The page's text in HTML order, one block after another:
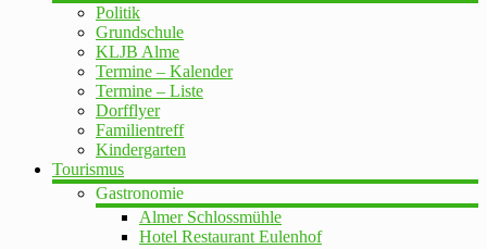
Politik
Grundschule
KLJB Alme
Termine – Kalender
Termine – Liste
Dorfflyer
Familientreff
Kindergarten
Tourismus
Gastronomie
Almer Schlossmühle
Hotel Restaurant Eulenhof